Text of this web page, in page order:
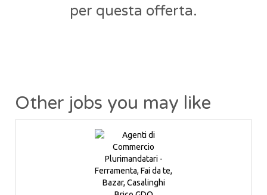
per questa offerta.
Other jobs you may like